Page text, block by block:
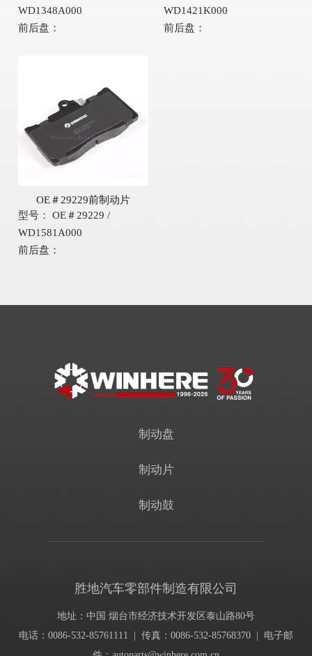
WD1348A000
前后盘：
WD1421K000
前后盘：
OE＃29229前制动片
型号：
OE＃29229 /
WD1581A000
前后盘：
制动盘
制动片
制动鼓
胜地汽车零部件制造有限公司
地址：中国 烟台市经济技术开发区泰山路80号
电话：0086-532-85761111 | 传真：0086-532-85768370 | 电子邮